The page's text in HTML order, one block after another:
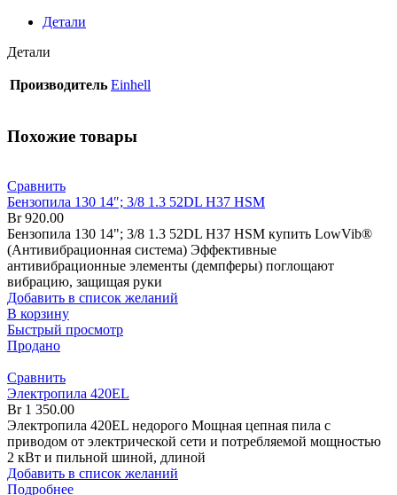
Детали
Детали
Производитель Einhell
Похожие товары
Сравнить
Бензопила 130 14″; 3/8 1.3 52DL H37 HSM
Br920.00
Бензопила 130 14"; 3/8 1.3 52DL H37 HSM купить LowVib®
(Антивибрационная система) Эффективные
антивибрационные элементы (демпферы) поглощают
вибрацию, защищая руки
Добавить в список желаний
В корзину
Быстрый просмотр
Продано
Сравнить
Электропила 420EL
Br1 350.00
Электропила 420EL недорого Мощная цепная пила с
приводом от электрической сети и потребляемой мощностью
2 кВт и пильной шиной, длиной
Добавить в список желаний
Подробнее